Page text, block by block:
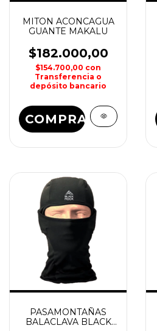
MITON ACONCAGUA
GUANTE MAKALU
$182.000,00
$154.700,00 con
Transferencia o
depósito bancario
COMPRAR
PASAMONTAÑAS
BALACLAVA BLACK